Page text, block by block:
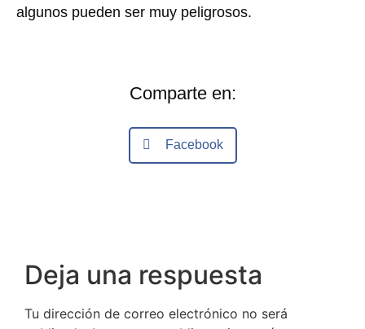
algunos pueden ser muy peligrosos.
Comparte en:
Facebook
Deja una respuesta
Tu dirección de correo electrónico no será